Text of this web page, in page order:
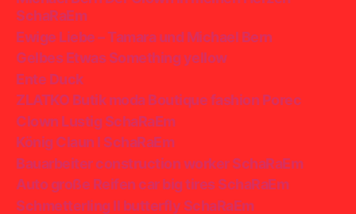
SchaRaEm
Ewige Liebe – Tamara und Michael Bern
Gelbes Etwas Something yellow
Ente Duck
ZLATKO Butik moda Boutique fashion Porec
Clown Lustig SchaRaEm
König Claun I SchaRaEm
Bauarbeiter construction worker SchaRaEm
Auto große Reifen car big tires SchaRaEm
Schmetterling II butterfly SchaRaEm